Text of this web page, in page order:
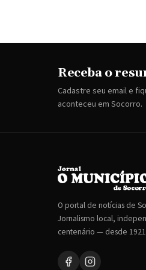
Receba o
Cadastre seu email e
aconteceu em Socorro.
O portal de notícias de
Jornalismo local,
centenário — desde